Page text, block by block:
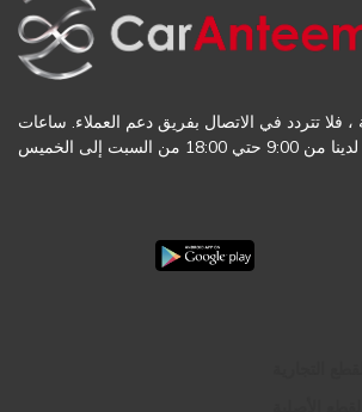
فلا تتردد في الاتصال بفريق دعم العملاء. ساعات
من السبت إلى الخميس